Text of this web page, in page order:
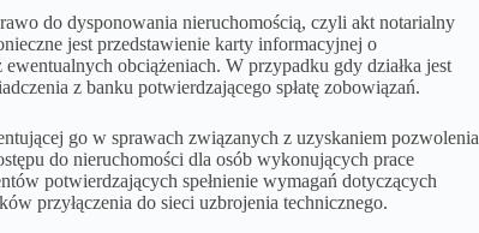
do dysponowania nieruchomością, czyli akt notarialny
jest przedstawienie karty informacyjnej o
obciążeniach. W przypadku gdy działka jest
z banku potwierdzającego spłatę zobowiązań.
go w sprawach związanych z uzyskaniem pozwolenia
do nieruchomości dla osób wykonujących prace
potwierdzających spełnienie wymagań dotyczących
przyłączenia do sieci uzbrojenia technicznego.